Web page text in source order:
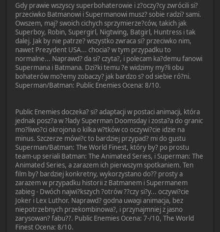
Gdy prawie wszyscy superbohaterowie i z?oczy?cy zwrócili si?
przeciwko Batmanowi i Supermanowi musz? sobie radzi? sami.
Owszem, maj? swoich cichych sprzymierze?ców, takich jak
Superboy, Robin, Supergirl, Nigtwing, Batgirl, Huntress i tak
dalej. Jak by nie patrze? wszystko zwraca si? przeciwko nim,
nawet Prezydent USA... chocia? w tym przypadku to
normalne... Naprawd? da si? czyta?, i polecam ka?demu fanowi
Supermana i Batmana. Dzi?ki temu ?e widzimy my?li obu
bohaterów mo?emy zobaczy? jak bardzo s? od siebie ró?ni.
Superman/Batman: Public Enemies Ocena: 8/10.
Public Enemies doczeka? si? adaptacji w postaci animacji, która
jednak posz?a w ?lady Superman Doomsday i zosta?a do granic
mo?liwo?ci okrojona o kilka w?tków co oczywi?cie idzie na
minus. Szczerze mówi?c to bardziej przypad? mi do gustu
Superman/Batman: The World Finest, który by? po prostu
team-up seriali Batman: The Animated Series, i Superman: The
Animated Series, a zarazem ich pierwszym spotkaniem. Ten
film by? bardziej konkretny, wykorzystano do?? prosty a
zarazem w przypadku historii z Batmanem i Supermanem
zabieg - Dwóch najwi?kszych ?otrów ??czy si?y... oczywi?cie
Joker i Lex Luthor. Naprawd? godna uwagi animacja, bez
niepotrzebnych przekombinowa?, i przynajmniej z jasno
zarysowan? fabu??. Public Enemies Ocena: 7-/10, The World
Finest Ocena: 8/10.